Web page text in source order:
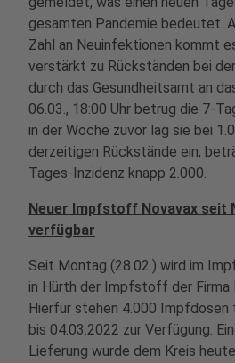
gesamten Pandemie bedeutet.
Zahl an Neuinfektionen kommt
verstärkt zu Rückständen bei
durch das Gesundheitsamt an
06.03., 18:00 Uhr betrug die 7-
in der Woche zuvor lag sie bei
derzeitigen Rückstände ein,
Tages-Inzidenz knapp 2.000.
Neuer Impfstoff Novavax seit
verfügbar
Seit Montag (28.02.) wird im
in Hürth der Impfstoff der Firma
Hierfür stehen 4.000 Impfdosen
bis 04.03.2022 zur Verfügung.
Lieferung wurde dem Kreis